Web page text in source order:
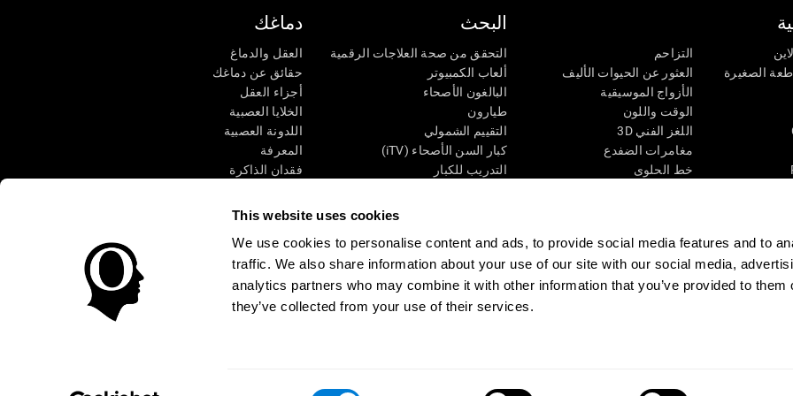
This website uses cookies
We use cookies to personalise content and ads, to provide social media features and to
traffic. We also share information about your use of our site with our social media,
analytics partners who may combine it with other information that you’ve provided to them
they’ve collected from your use of their services.
دماغك
العقل والدماغ
حقائق عن دماغك
أجزاء العقل
الخلايا العصبية
اللدونة العصبية
المعرفة
فقدان الذاكرة
وظائف ذهنية
الإدراك الحسى
الانتباه
البحث
التحقق من صحة العلاجات الرقمية
ألعاب الكمبيوتر
البالغون الأصحاء
طيارون
التقييم الشمولي
كبار السن الأصحاء (iTV)
التدريب للكبار
الصغيرة
التزاحم
العثور عن الحيوات الأليف
الأزواج الموسيقية
الوقت واللون
اللغز الفني 3D
مغامرات الضفدع
خط الحلوى
اللعبة العقلية: تفجير البالونات
ألعاب الذكاء
ألعاب اون لاين من آجل الذاكرة